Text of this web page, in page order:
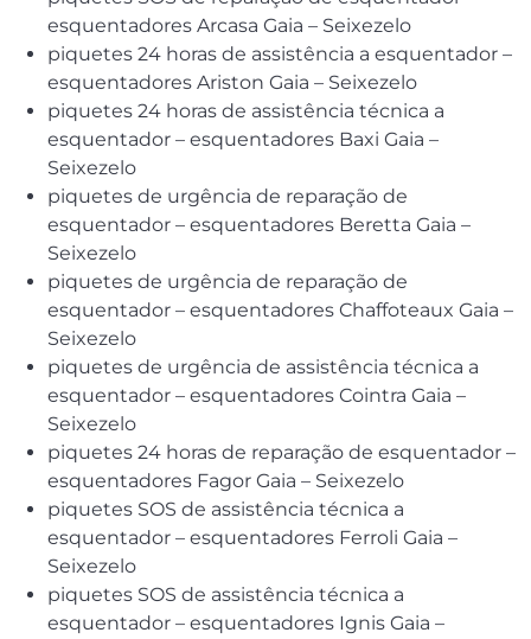
esquentadores Arcasa Gaia – Seixezelo
piquetes 24 horas de assistência a esquentador –
esquentadores Ariston Gaia – Seixezelo
piquetes 24 horas de assistência técnica a
esquentador – esquentadores Baxi Gaia –
Seixezelo
piquetes de urgência de reparação de
esquentador – esquentadores Beretta Gaia –
Seixezelo
piquetes de urgência de reparação de
esquentador – esquentadores Chaffoteaux Gaia –
Seixezelo
piquetes de urgência de assistência técnica a
esquentador – esquentadores Cointra Gaia –
Seixezelo
piquetes 24 horas de reparação de esquentador –
esquentadores Fagor Gaia – Seixezelo
piquetes SOS de assistência técnica a
esquentador – esquentadores Ferroli Gaia –
Seixezelo
piquetes SOS de assistência técnica a
esquentador – esquentadores Ignis Gaia –